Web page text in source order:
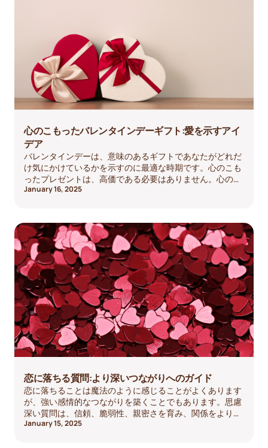
心のこもったバレンタインデーギフト:愛を示すアイ
デア
バレンタインデーは、意味のあるギフトであなたがどれだ
け気にかけているかを示すのに最適な時期です。心のこも
ったプレゼントは、高価である必要はありません。心のこ
もった贈り物をすればいいのです。パートナー、友人、家
January 16, 2025
恋に落ちる質問:より深いつながりへのガイド
恋に落ちることは魔法のように感じることがよくあります
が、強い感情的なつながりを築くことでもあります。思慮
深い質問は、信頼、脆弱性、親密さを育み、関係をより深
く、より有意義なものにするのに役立ちます。
January 15, 2025